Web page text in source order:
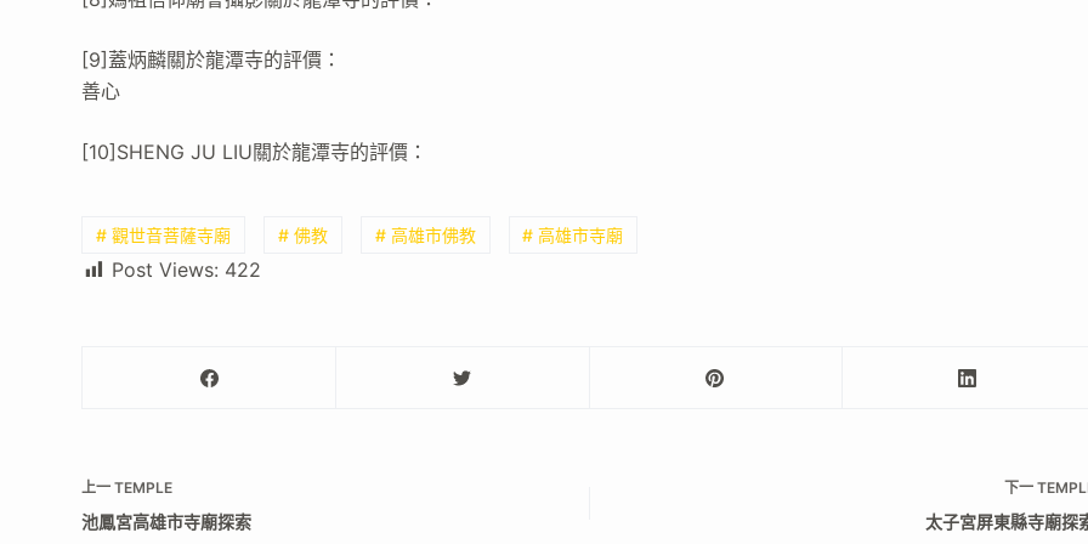
[9]蓋炳麟關於龍潭寺的評價：
善心
[10]SHENG JU LIU關於龍潭寺的評價：
# 觀世音菩薩寺廟 # 佛教 # 高雄市佛教 # 高雄市寺廟
Post Views: 422
上一TEMPLE
池鳳宮高雄市寺廟探索
下一
太子宮屏東縣寺廟探